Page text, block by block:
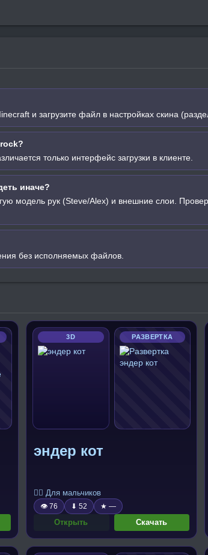
и загрузите файл в настройках скина
только интерфейс загрузки в клиенте.
иначе?
модель рук (Steve/Alex) и внешние слои.
без исполняемых файлов.
3D РАЗВЕРТКА
эндер кот
🧍‍♂️ Для мальчиков
👁 76 ⬇ 52 ★ —
Открыть Скачать